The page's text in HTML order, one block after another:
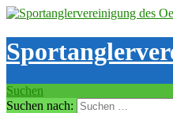
Suchen
Suchen nach: